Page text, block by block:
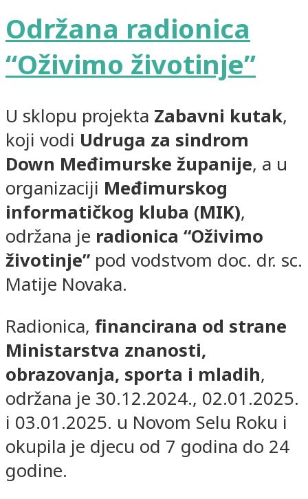
Održana radionica
“Oživimo životinje”
U sklopu projekta Zabavni kutak,
koji vodi Udruga za sindrom
Down Međimurske županije, a u
organizaciji Međimurskog
informatičkog kluba (MIK),
održana je radionica “Oživimo
životinje” pod vodstvom doc. dr. sc.
Matije Novaka.
Radionica, financirana od strane
Ministarstva znanosti,
obrazovanja, sporta i mladih,
održana je 30.12.2024., 02.01.2025.
i 03.01.2025. u Novom Selu Roku i
okupila je djecu od 7 godina do 24
godine.